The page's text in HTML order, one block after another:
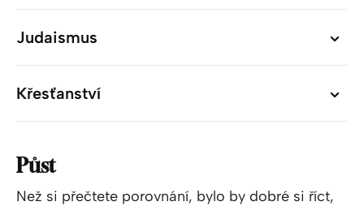
Judaismus
Křesťanství
Judaismus
Křesťanství
Půst
Než si přečtete porovnání, bylo by dobré si říct,